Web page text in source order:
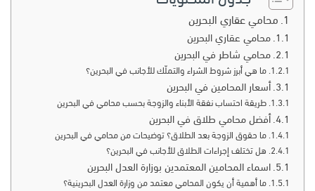
محامي عقاري البحرين
محامي عقاري البحرين
محامي شاطر في البحرين
ما هي أبرز شروط الشراء والتملّك للأجانب في البحرين؟
أسعار المحامين في البحرين
طريقة احتساب نفقة الأبناء والزوجة بحسب محامي في البحرين
أفضل محامي طلاق في البحرين
ما حقوق الزوجة بعد الطلاق؟ توضيحات من محامي في البحرين
هل تختلف إجراءات الطلاق للأجانب في البحرين؟
اسماء المحامين المعتمدين بوزارة العدل البحرين
ما أهمية أن يكون المحامي معتمد من وزارة العدل البحرينية؟